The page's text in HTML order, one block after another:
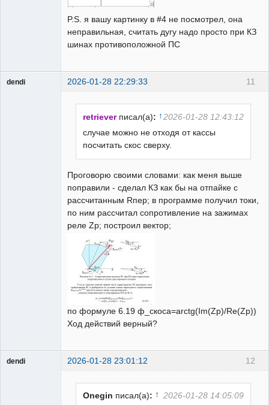
P.S. я вашу картинку в #4 не посмотрел, она
неправильная, считать дугу надо просто при КЗ
шинах противоположной ПС
11
dendi 2026-01-28 22:29:33
retriever писал(а): ↑ 2026-01-28 12:43:12
случае можно не отходя от кассы
посчитать скос сверху.
Проговорю своими словами: как меня выше
поправили - сделал КЗ как бы на отпайке с
рассчитанным Rпер; в программе получил токи,
по ним рассчитал сопротивление на зажимах
реле Zp; построил вектор;
по формуле 6.19 ф_скоса=arctg(Im(Zр)/Re(Zр))
Ход действий верный?
12
dendi 2026-01-28 23:01:12
Onegin писал(а): ↑ 2026-01-28 14:05:09